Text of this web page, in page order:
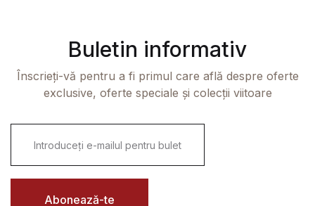
Buletin informativ
Înscrieți-vă pentru a fi primul care află despre oferte
exclusive, oferte speciale și colecții viitoare
i
l
Abonează-te